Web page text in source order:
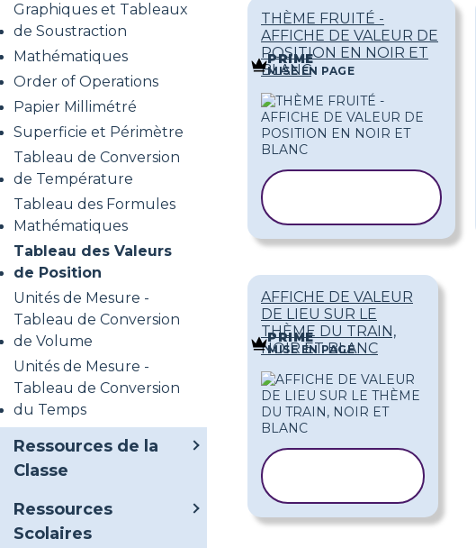
Graphiques et Tableaux
de Soustraction
Mathématiques
Order of Operations
Papier Millimétré
Superficie et Périmètre
Tableau de Conversion
de Température
Tableau des Formules
Mathématiques
Tableau des Valeurs
de Position
Unités de Mesure -
Tableau de Conversion
de Volume
Unités de Mesure -
Tableau de Conversion
du Temps
Ressources de la
Classe
Ressources
Scolaires
THÈME FRUITÉ -
AFFICHE DE VALEUR DE
POSITION EN NOIR ET
BLANC
PRIME
MISE EN PAGE
AFFICHE DE VALEUR
DE LIEU SUR LE
THÈME DU TRAIN,
NOIR ET BLANC
PRIME
MISE EN PAGE